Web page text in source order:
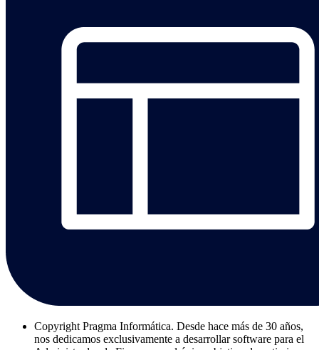
Copyright Pragma Informática. Desde hace más de 30 años,
nos dedicamos exclusivamente a desarrollar software para el